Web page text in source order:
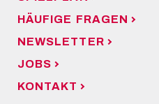
HÄUFIGE FRAGEN
NEWSLETTER
JOBS
KONTAKT